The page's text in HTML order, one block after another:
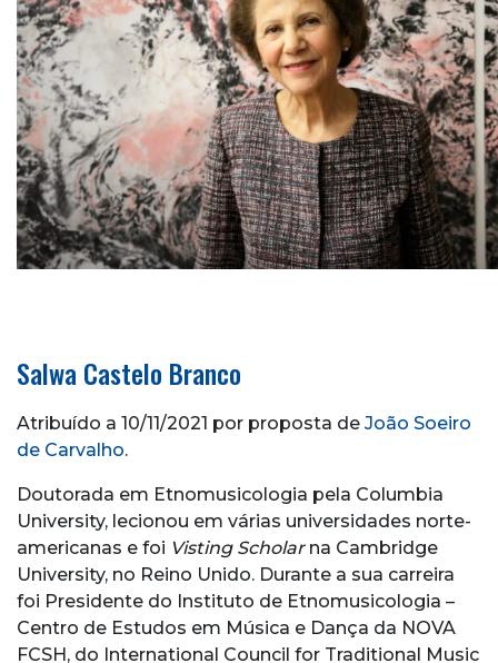
Salwa Castelo Branco
Atribuído a 10/11/2021 por proposta de João Soeiro
de Carvalho.
Doutorada em Etnomusicologia pela Columbia
University, lecionou em várias universidades norte-
americanas e foi Visting Scholar na Cambridge
University, no Reino Unido. Durante a sua carreira
foi Presidente do Instituto de Etnomusicologia –
Centro de Estudos em Música e Dança da NOVA
FCSH, do International Council for Traditional Music